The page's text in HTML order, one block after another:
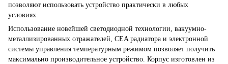
позволяют использовать устройство практически в любых
условиях.
Использование новейшей светодиодной технологии, вакуумно-
металлизированных отражателей, CEA радиатора и электронной
системы управления температурным режимом позволяет получить
максимально производительное устройство. Корпус изготовлен из